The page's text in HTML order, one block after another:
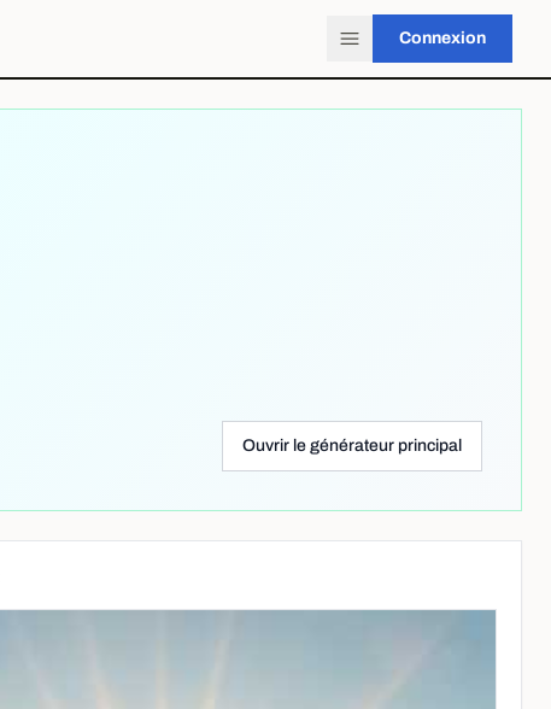
Connexion
Ouvrir le générateur principal